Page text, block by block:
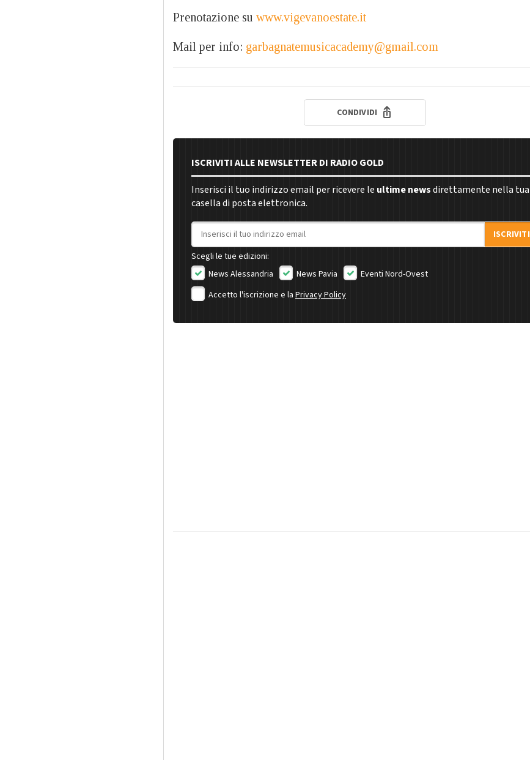
Prenotazione su www.vigevanoestate.it
Mail per info: garbagnatemusicacademy@gmail.com
CONDIVIDI
ISCRIVITI ALLE NEWSLETTER DI RADIO GOLD
Inserisci il tuo indirizzo email per ricevere le ultime newsdirettamente nella tua
casella di posta elettronica.
Indirizzo email
ISCRIVITI
Scegli le tue edizioni:
News Alessandria
News Pavia
Eventi Nord-Ovest
Accetto l'iscrizione e la Privacy Policy